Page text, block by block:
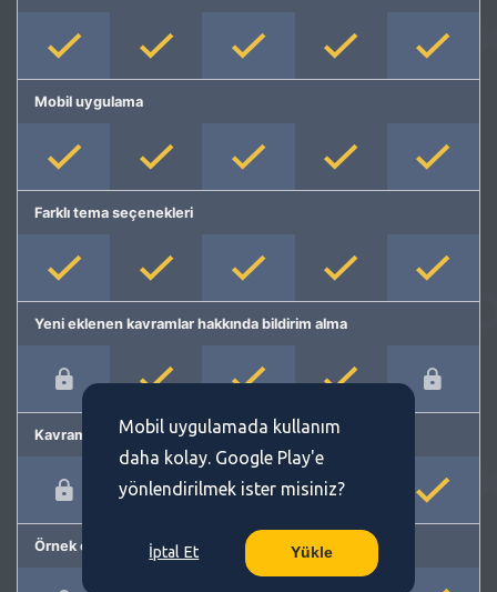
Mobil uygulama
Farklı tema seçenekleri
Yeni eklenen kavramlar hakkında bildirim alma
Kavram önerme
Örnek cümleler
Mobil uygulamada kullanım
daha kolay. Google Play'e
yönlendirilmek ister misiniz?
İptal Et Yükle